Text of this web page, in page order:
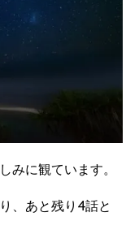
みに観ています。
、あと残り4話と